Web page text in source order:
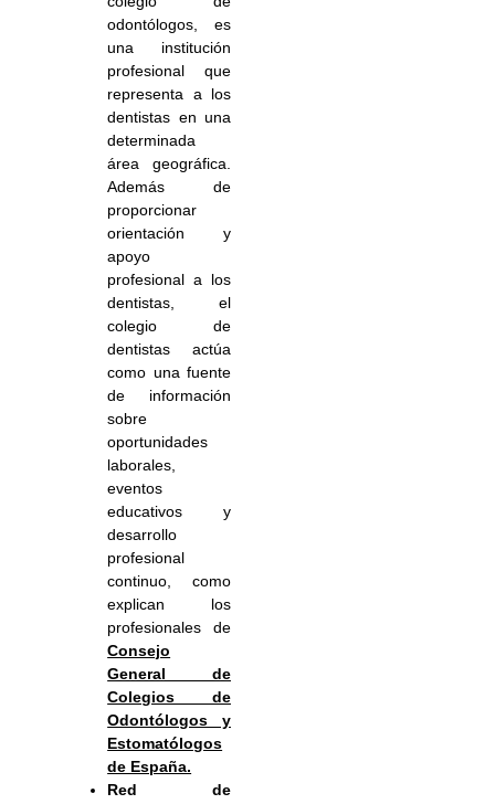
odontólogos, es
una institución
profesional que
representa a los
dentistas en una
determinada
área geográfica.
Además de
proporcionar
orientación y
apoyo
profesional a los
dentistas, el
colegio de
dentistas actúa
como una fuente
de información
sobre
oportunidades
laborales,
eventos
educativos y
desarrollo
profesional
continuo, como
explican los
profesionales de
Consejo
General de
Colegios de
Odontólogos y
Estomatólogos
de España.
Red de